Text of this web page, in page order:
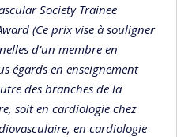
Society Trainee
(Ce prix vise à souligner
d’un membre en
égards en enseignement
des branches de la
soit en cardiologie chez
en cardiologie